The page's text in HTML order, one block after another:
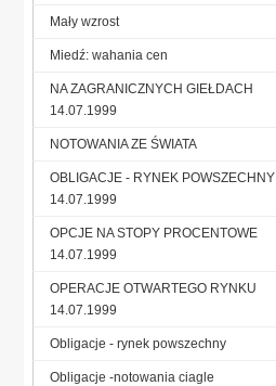
Mały wzrost
Miedź: wahania cen
NA ZAGRANICZNYCH GIEŁDACH
14.07.1999
NOTOWANIA ZE ŚWIATA
OBLIGACJE - RYNEK POWSZECHNY
14.07.1999
OPCJE NA STOPY PROCENTOWE
14.07.1999
OPERACJE OTWARTEGO RYNKU
14.07.1999
Obligacje - rynek powszechny
Obligacje -notowania ciagle